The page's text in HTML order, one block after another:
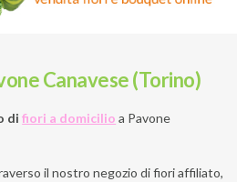
Canavese (Torino)
difiori a domicilio a Pavone
il nostro negozio di fiori affiliato,